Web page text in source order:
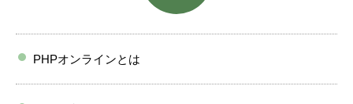
PHPオンラインとは